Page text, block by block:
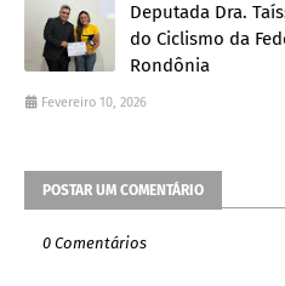
Deputada Dra.
do Ciclismo da
Rondônia
Fevereiro 10, 2026
POSTAR UM COMENTÁRIO
0 Comentários